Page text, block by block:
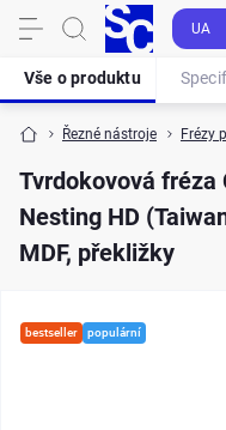
UA
Řezné nástroje Frézy
Tvrdokovová fréza
Nesting HD
MDF, překližky
Vše o produktu
bestseller populární